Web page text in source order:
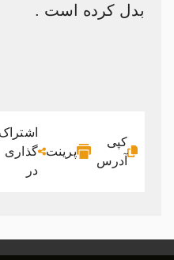
بدل کرده است .
کپی
آدرس
پرینت
اشتراک
گذاری
در